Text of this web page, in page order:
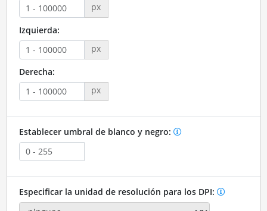
px
Izquierda:
px
Derecha:
px
Establecer umbral de blanco y negro:
Especificar la unidad de resolución para los DPI: